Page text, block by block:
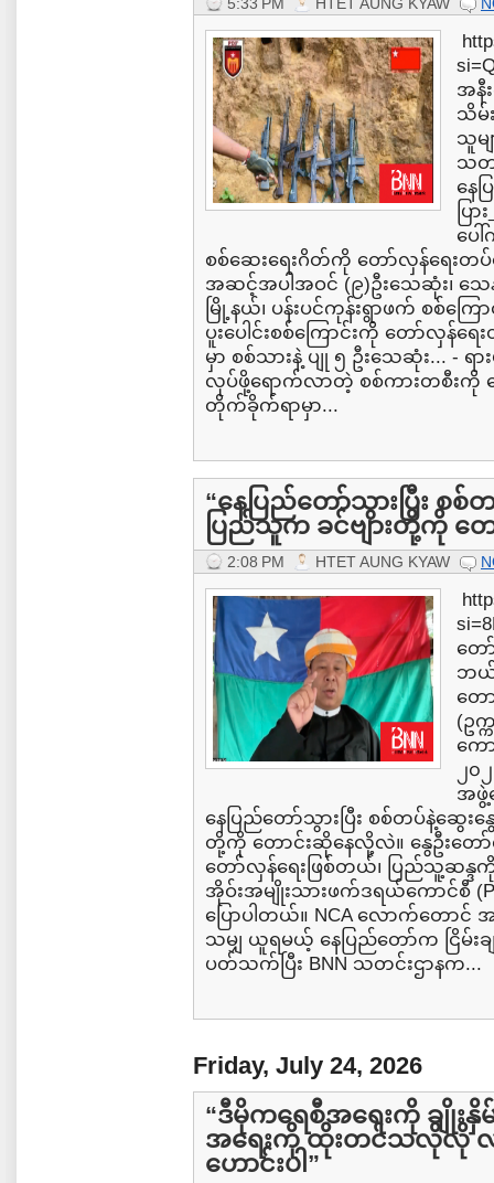
အနီ
သိမ်
သူမ
သတ
နေ
ပြ
ပေ
စစ်ဆေးရေးဂိတ်ကို တော်လှန်ရေး
အဆင့်အပါအဝင် (၉)ဦးသေဆုံး၊ သ
မြို့နယ်၊ ပန်းပင်ကုန်းရွာဖက် စစ်ကြ
ပူးပေါင်းစစ်ကြောင်းကို တော်လှ
မှာ စစ်သားနဲ့ ပျု ၅ ဦးသေဆုံး... - ရ
လုပ်ဖို့ရောက်လာတဲ့ စစ်ကားတစီးကို
တိုက်ခိုက်ရာမှာ...
“နေပြည်တော်သွားပြီး စ
ပြည်သူက ခင်ဗျားတို့ကို တ
2:08 PM HTET AUNG KYAW
တေ
ဘယ်
တေ
(ဥ
ကေ
၂၀
အဖွဲ့
နေပြည်တော်သွားပြီး စစ်တပ်နဲ့ဆွေး
တို့ကို တောင်းဆိုနေလို့လဲ။ နွေဦးတေ
တော်လှန်ရေးဖြစ်တယ်၊ ပြည်သူ့ဆ
အိုဝ်းအမျိုးသားဖက်ဒရယ်ကောင်စီ
ပြောပါတယ်။ NCA လောက်တော
သမျှ ယူရမယ့် နေပြည်တော်က ငြိမ်းခ
ပတ်သက်ပြီး BNN သတင်းဌာနက...
Friday, July 24, 2026
“ဒီမိုကရေစီအရေးကို ချိုးနှိ
အရေးကို ထိုးတင်သလိုလို
ဟောင်းပါ”